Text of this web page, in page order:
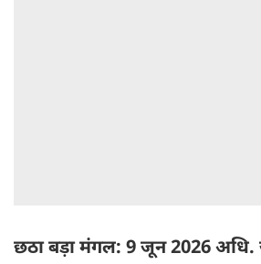
छठा बड़ा मंगल: 9 जून 2026 अधि.